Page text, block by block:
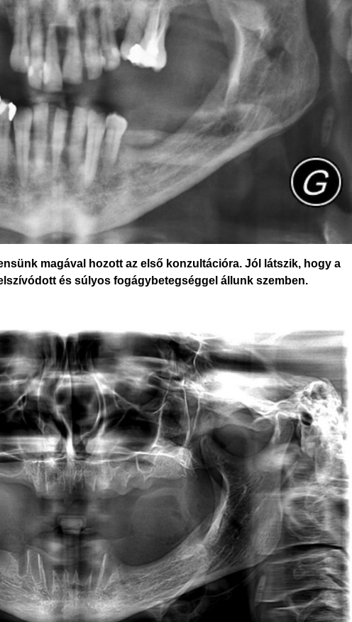
magával hozott az első konzultációra. Jól látszik, hogy a
és súlyos fogágybetegséggel állunk szemben.